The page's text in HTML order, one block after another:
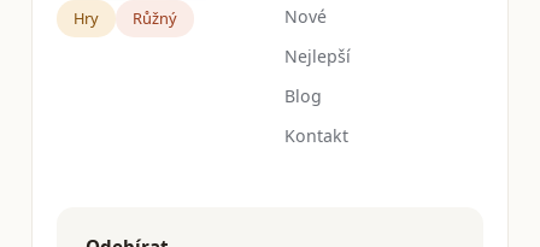
Hry
Růžný
Nové
Nejlepší
Blog
Kontakt